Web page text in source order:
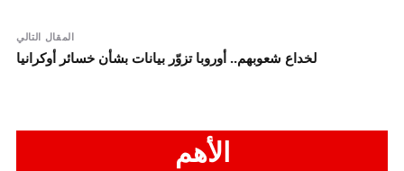
المقال التالي
لخداع شعوبهم.. أوروبا تزوّر بيانات بشأن خسائر أوكرانيا
الأهم